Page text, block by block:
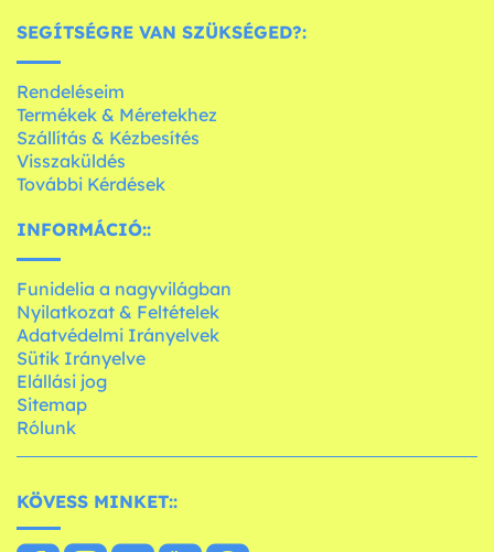
SEGÍTSÉGRE VAN SZÜKSÉGED?:
Rendeléseim
Termékek & Méretekhez
Szállítás & Kézbesítés
Visszaküldés
További Kérdések
INFORMÁCIÓ::
Funidelia a nagyvilágban
Nyilatkozat & Feltételek
Adatvédelmi Irányelvek
Sütik Irányelve
Elállási jog
Sitemap
Rólunk
KÖVESS MINKET::